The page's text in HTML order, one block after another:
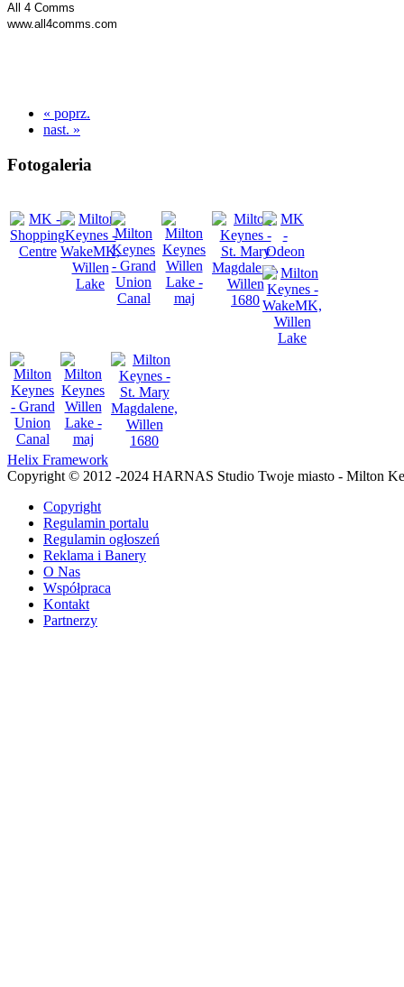
All 4 Comms
www.all4comms.com
« poprz.
nast. »
Fotogaleria
Helix Framework
Copyright © 2012 -2024 HARNAS Studio Twoje miasto - Milton
Copyright
Regulamin portalu
Regulamin ogłoszeń
Reklama i Banery
O Nas
Współpraca
Kontakt
Partnerzy